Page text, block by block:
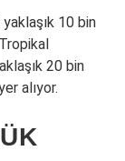
10 bin
20 bin
alıyor.